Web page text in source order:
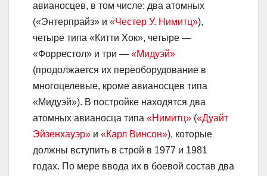
авианосцев, в том числе: два атомных
(«Энтерпрайз» и «Честер У. Нимитц»),
четыре типа «Китти Хок», четыре —
«Форрестол» и три — «Мидуэй»
(продолжается их переоборудование в
многоцелевые, кроме авианосцев типа
«Мидуэй»). В постройке находятся два
атомных авианосца типа «Нимитц» («Дуайт
Эйзенхауэр» и «Карл Винсон»), которые
должны вступить в строй в 1977 и 1981
годах. По мере ввода их в боевой состав два